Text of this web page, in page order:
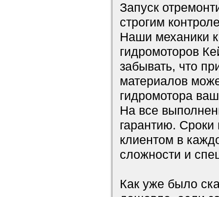
Запуск
строгим
Наши механики
гидромоторов
забывать, что
материалов
гидромотора
На все
гарантию. Сроки
клиентом в
сложности и
Как уже было